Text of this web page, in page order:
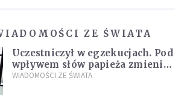
ZE ŚWIATA
Uczestniczył w egzekucjach. Pod
wpływem słów papieża zmienił
zdanie
WIADOMOŚCI ZE ŚWIATA